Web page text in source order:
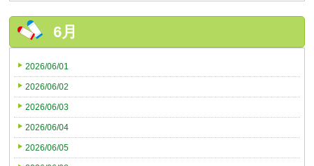
6月
2026/06/01
2026/06/02
2026/06/03
2026/06/04
2026/06/05